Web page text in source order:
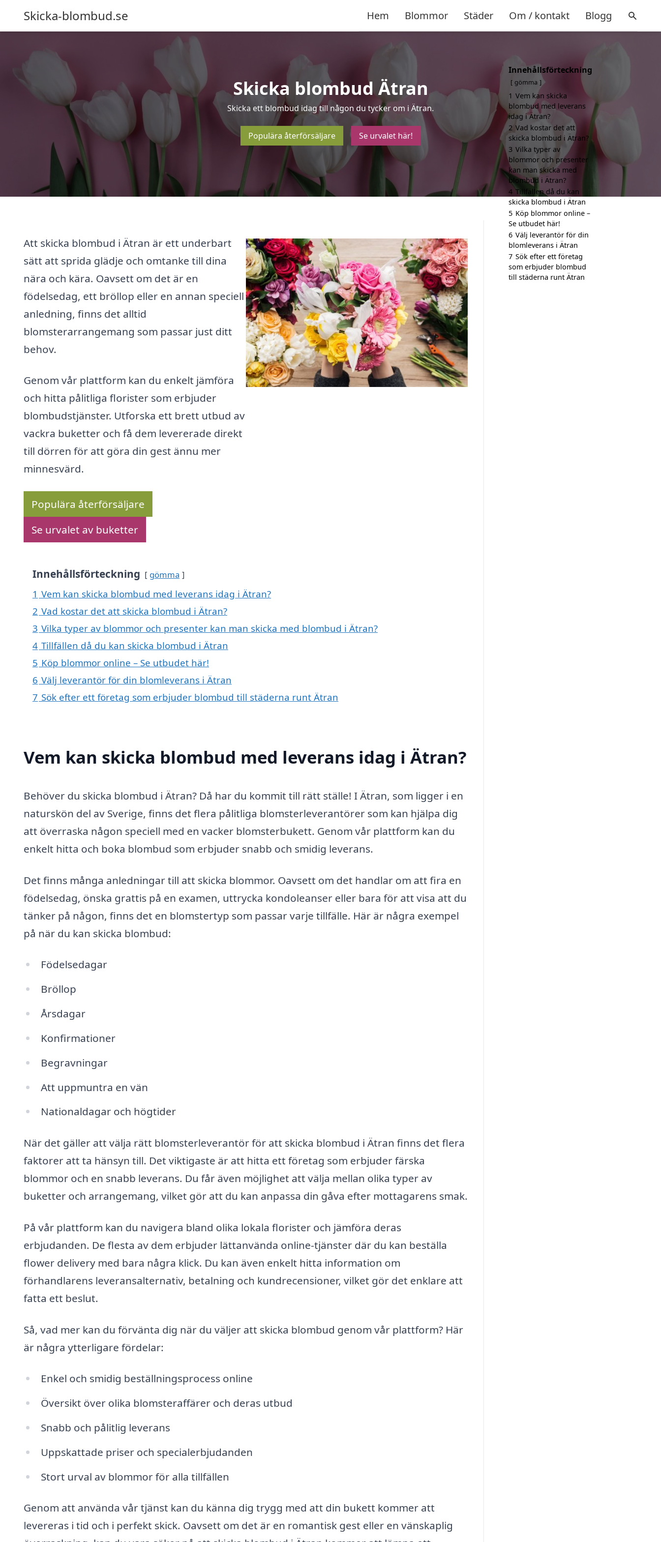
Skicka-blombud.se Hem Blommor Städer Om / kontakt Blogg
Skicka blombud Ätran
Skicka ett blombud idag till någon du tycker om i Ätran.
Populära återförsäljare Se urvalet här!
Att skicka blombud i Ätran är ett underbart
sätt att sprida glädje och omtanke till dina
nära och kära. Oavsett om det är en
födelsedag, ett bröllop eller en annan speciell
anledning, finns det alltid
blomsterarrangemang som passar just ditt
behov.
Genom vår plattform kan du enkelt jämföra
och hitta pålitliga florister som erbjuder
blombudstjänster. Utforska ett brett utbud av
vackra buketter och få dem levererade direkt
till dörren för att göra din gest ännu mer
minnesvärd.
Populära återförsäljare
Se urvalet av buketter
Innehållsförteckning gömma
1 Vem kan skicka blombud med leverans idag i Ätran?
2 Vad kostar det att skicka blombud i Ätran?
3 Vilka typer av blommor och presenter kan man skicka med blombud i Ätran?
4 Tillfällen då du kan skicka blombud i Ätran
5 Köp blommor online – Se utbudet här!
6 Välj leverantör för din blomleverans i Ätran
7 Sök efter ett företag som erbjuder blombud till städerna runt Ätran
Vem kan skicka blombud med leverans idag i Ätran?
Behöver du skicka blombud i Ätran? Då har du kommit till rätt ställe! I Ätran, som ligger i en
naturskön del av Sverige, finns det flera pålitliga blomsterleverantörer som kan hjälpa dig
att överraska någon speciell med en vacker blomsterbukett. Genom vår plattform kan du
enkelt hitta och boka blombud som erbjuder snabb och smidig leverans.
Det finns många anledningar till att skicka blommor. Oavsett om det handlar om att fira en
födelsedag, önska grattis på en examen, uttrycka kondoleanser eller bara för att visa att du
tänker på någon, finns det en blomstertyp som passar varje tillfälle. Här är några exempel
på när du kan skicka blombud:
Födelsedagar
Bröllop
Årsdagar
Konfirmationer
Begravningar
Att uppmuntra en vän
Nationaldagar och högtider
När det gäller att välja rätt blomsterleverantör för att skicka blombud i Ätran finns det flera
faktorer att ta hänsyn till. Det viktigaste är att hitta ett företag som erbjuder färska
blommor och en snabb leverans. Du får även möjlighet att välja mellan olika typer av
buketter och arrangemang, vilket gör att du kan anpassa din gåva efter mottagarens smak.
På vår plattform kan du navigera bland olika lokala florister och jämföra deras
erbjudanden. De flesta av dem erbjuder lättanvända online-tjänster där du kan beställa
flower delivery med bara några klick. Du kan även enkelt hitta information om
förhandlarens leveransalternativ, betalning och kundrecensioner, vilket gör det enklare att
fatta ett beslut.
Så, vad mer kan du förvänta dig när du väljer att skicka blombud genom vår plattform? Här
är några ytterligare fördelar:
Enkel och smidig beställningsprocess online
Översikt över olika blomsteraffärer och deras utbud
Snabb och pålitlig leverans
Uppskattade priser och specialerbjudanden
Stort urval av blommor för alla tillfällen
Genom att använda vår tjänst kan du känna dig trygg med att din bukett kommer att
levereras i tid och i perfekt skick. Oavsett om det är en romantisk gest eller en vänskaplig
Innehållsförteckning
gömma
1 Vem kan skicka
blombud med leverans
idag i Ätran?
2 Vad kostar det att
skicka blombud i Ätran?
3 Vilka typer av
blommor och presenter
kan man skicka med
blombud i Ätran?
4 Tillfällen då du kan
skicka blombud i Ätran
5 Köp blommor online –
Se utbudet här!
6 Välj leverantör för din
blomleverans i Ätran
7 Sök efter ett företag
som erbjuder blombud
till städerna runt Ätran